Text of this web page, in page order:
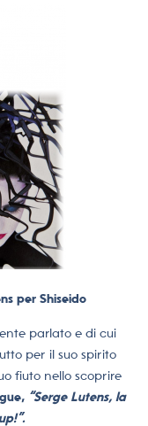
per Shiseido
parlato e di cui
per il suo spirito
fiuto nello scoprire
“Serge Lutens, la